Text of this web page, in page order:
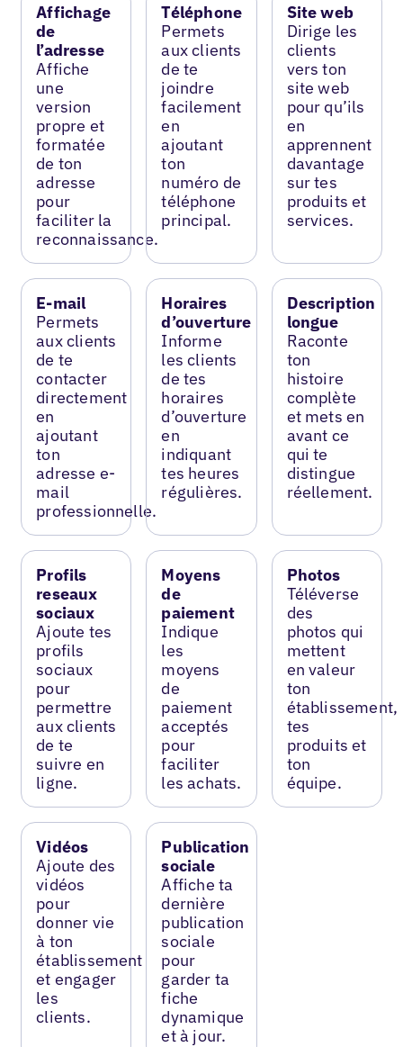
Affichage
de
l’adresse
Affiche
une
version
propre et
formatée
de ton
adresse
pour
faciliter la
reconnaissance.
Téléphone
Permets
aux clients
de te
joindre
facilement
en
ajoutant
ton
numéro de
téléphone
principal.
Site web
Dirige les
clients
vers ton
site web
pour qu’ils
en
apprennent
davantage
sur tes
produits et
services.
E-mail
Permets
aux clients
de te
contacter
directement
en
ajoutant
ton
adresse e-
mail
professionnelle.
Horaires
d’ouverture
Informe
les clients
de tes
horaires
d’ouverture
en
indiquant
tes heures
régulières.
Description
longue
Raconte
ton
histoire
complète
et mets en
avant ce
qui te
distingue
réellement.
Profils
reseaux
sociaux
Ajoute tes
profils
sociaux
pour
permettre
aux clients
de te
suivre en
ligne.
Moyens
de
paiement
Indique
les
moyens
de
paiement
acceptés
pour
faciliter
les achats.
Photos
Téléverse
des
photos qui
mettent
en valeur
ton
établissement,
tes
produits et
ton
équipe.
Vidéos
Ajoute des
vidéos
pour
donner vie
à ton
établissement
et engager
les
clients.
Publication
sociale
Affiche ta
dernière
publication
sociale
pour
garder ta
fiche
dynamique
et à jour.